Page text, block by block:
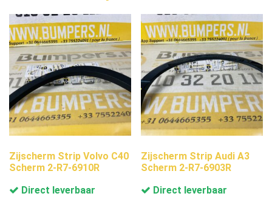
Zijscherm Strip Volvo C40
Scherm 2-R7-6910R
Direct leverbaar
Zijscherm Strip Audi A3
Scherm 2-R7-6903R
Direct leverbaar